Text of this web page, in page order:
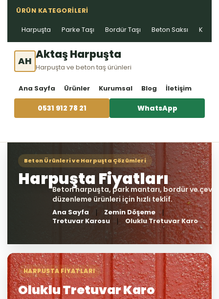
ÜRÜN KATEGORILERI
Harpuşta Parke Taşı Bordür Taşı Beton Saksı Kablo
AH Aktaş Harpuşta
Harpuşta ve beton taş ürünleri
Ana Sayfa Ürünler Kurumsal Blog İletişim
0531 912 78 21 WhatsApp
Ana Sayfa
Zemin Döşeme
Tretuvar Karosu
Oluklu Tretuvar Karo
HARPUSTA FIYATLARI
Oluklu Tretuvar Karo